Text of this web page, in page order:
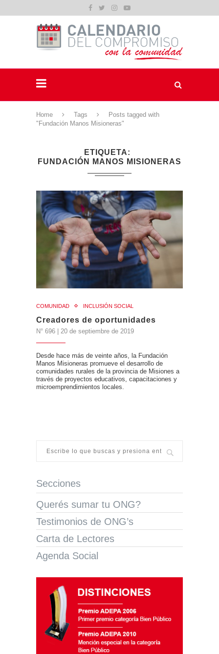
Home Tags
Posts tagged with
"Fundación Manos Misioneras"
ETIQUETA
FUNDACIÓN MANOS MISIONERAS
COMUNIDAD INCLUSIÓN SOCIAL
Creadores de oportunidades
N° 696 | 20 de septiembre de 2019
Desde hace más de veinte años, la Fundación
Manos Misioneras promueve el desarrollo de
comunidades rurales de la provincia de Misiones a
través de proyectos educativos, capacitaciones y
microemprendimientos locales.
Secciones
Querés sumar tu ONG?
Testimonios de ONG’s
Carta de Lectores
Agenda Social